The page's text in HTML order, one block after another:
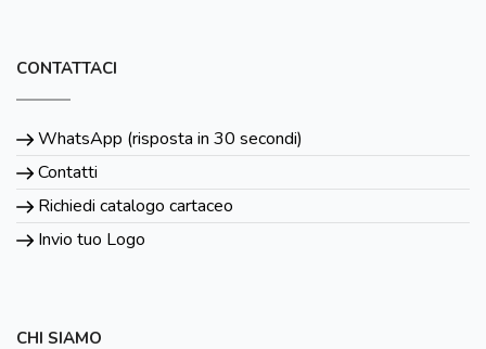
CONTATTACI
WhatsApp (risposta in 30 secondi)
Contatti
Richiedi catalogo cartaceo
Invio tuo Logo
CHI SIAMO